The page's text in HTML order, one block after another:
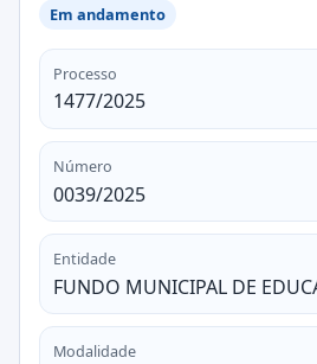
Em andamento
Processo
1477/2025
Número
0039/2025
Entidade
FUNDO MUNICIPAL DE
Modalidade